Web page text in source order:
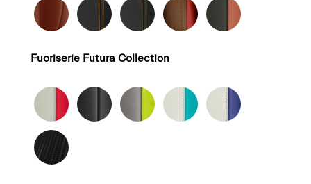
Fuoriserie Futura Collection